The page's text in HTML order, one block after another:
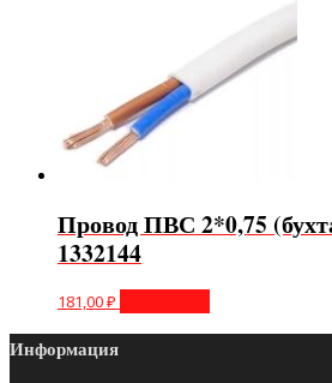
Провод ПВС 2*0,75
1332144
181,00₽
Информация